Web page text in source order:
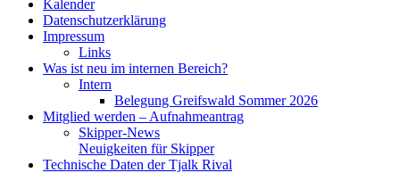
Kalender
Datenschutzerklärung
Impressum
Links
Was ist neu im internen Bereich?
Intern
Belegung Greifswald Sommer 2026
Mitglied werden – Aufnahmeantrag
Skipper-News
Neuigkeiten für Skipper
Technische Daten der Tjalk Rival